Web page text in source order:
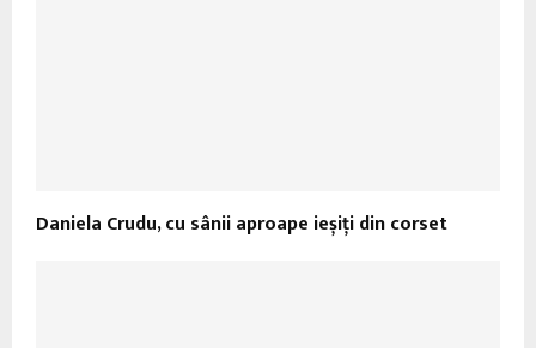
Daniela Crudu, cu sânii aproape ieșiți din corset